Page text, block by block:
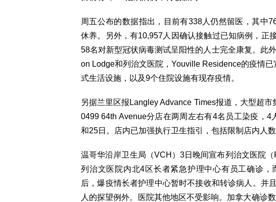
周五公布的数据指出，目前有338人仍然留医，其中
休养。另外，有10,957人因确认接触过已知病例，正
58名对新型冠状病毒测试呈阳性的人士完全康复。此
on Lodge和列治文医院，Youville Residence的疫情
式生活设施，以及9个住院设施有现存疫情。
另据兰里区报Langley Advance Times报道，大型超
0499 64th Avenue分店在两周左右有4名员工染疫，
和25日。店内已加强执行卫生指引，包括限制店内人数
温哥华沿岸卫生局（VCH）3日晚间宣布列治文医院
列治文医院内北4区长者紧急护理中心有员工确诊
后，爆疫情长者护理中心暂时不接收和转诊病人。并
人的探望例外。医院其他地区不受影响。加拿大确诊